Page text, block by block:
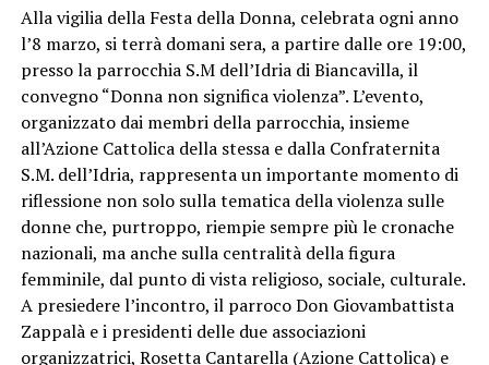
Alla vigilia della Festa della Donna, celebrata ogni anno
l’8 marzo, si terrà domani sera, a partire dalle ore 19:00,
presso la parrocchia S.M dell’Idria di Biancavilla, il
convegno “Donna non significa violenza”. L’evento,
organizzato dai membri della parrocchia, insieme
all’Azione Cattolica della stessa e dalla Confraternita
S.M. dell’Idria, rappresenta un importante momento di
riflessione non solo sulla tematica della violenza sulle
donne che, purtroppo, riempie sempre più le cronache
nazionali, ma anche sulla centralità della figura
femminile, dal punto di vista religioso, sociale, culturale.
A presiedere l’incontro, il parroco Don Giovambattista
Zappalà e i presidenti delle due associazioni
organizzatrici, Rosetta Cantarella (Azione Cattolica) e